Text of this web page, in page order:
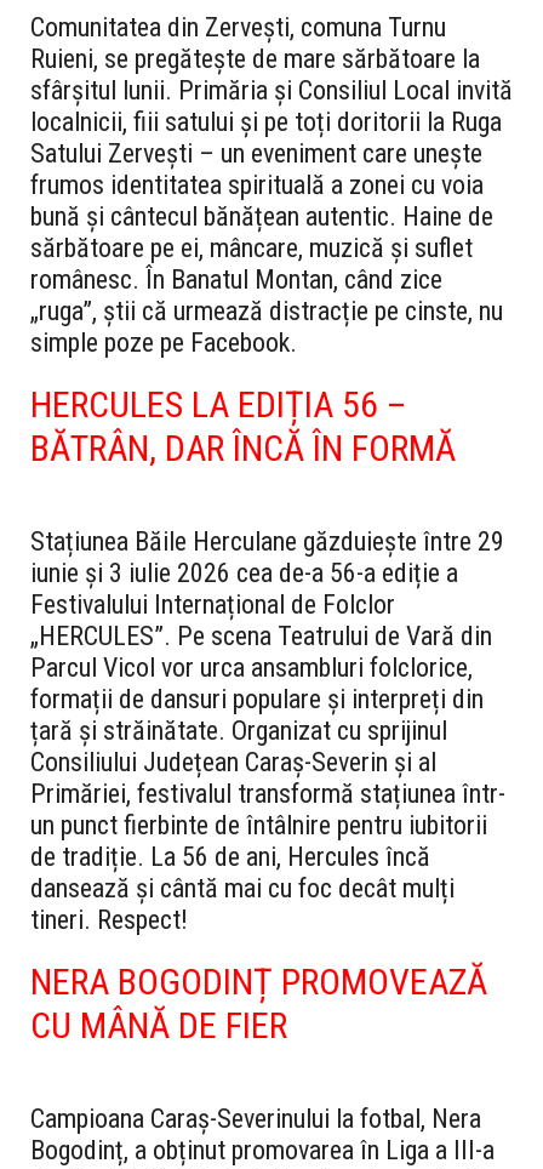
Comunitatea din Zervești, comuna Turnu
Ruieni, se pregătește de mare sărbătoare la
sfârșitul lunii. Primăria și Consiliul Local invită
localnicii, fiii satului și pe toți doritorii la Ruga
Satului Zervești – un eveniment care unește
frumos identitatea spirituală a zonei cu voia
bună și cântecul bănățean autentic. Haine de
sărbătoare pe ei, mâncare, muzică și suflet
românesc. În Banatul Montan, când zice
„ruga”, știi că urmează distracție pe cinste, nu
simple poze pe Facebook.
HERCULES LA EDIȚIA 56 –
BĂTRÂN, DAR ÎNCĂ ÎN FORMĂ
Stațiunea Băile Herculane găzduiește între 29
iunie și 3 iulie 2026 cea de-a 56-a ediție a
Festivalului Internațional de Folclor
„HERCULES”. Pe scena Teatrului de Vară din
Parcul Vicol vor urca ansambluri folclorice,
formații de dansuri populare și interpreți din
țară și străinătate. Organizat cu sprijinul
Consiliului Județean Caraș-Severin și al
Primăriei, festivalul transformă stațiunea într-
un punct fierbinte de întâlnire pentru iubitorii
de tradiție. La 56 de ani, Hercules încă
dansează și cântă mai cu foc decât mulți
tineri. Respect!
NERA BOGODINȚ PROMOVEAZĂ
CU MÂNĂ DE FIER
Campioana Caraș-Severinului la fotbal, Nera
Bogodinț, a obținut promovarea în Liga a III-a